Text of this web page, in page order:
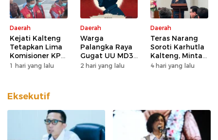
Daerah
Kejati Kalteng
Tetapkan Lima
Komisioner KPU
Kotim sebagai
1 hari yang lalu
Daerah
Warga
Palangka Raya
Gugat UU MD3
dan UU P3 ke
2 hari yang lalu
Daerah
Teras Narang
Soroti Karhutla
Kalteng, Minta
Pengawasan
4 hari yang lalu
Eksekutif